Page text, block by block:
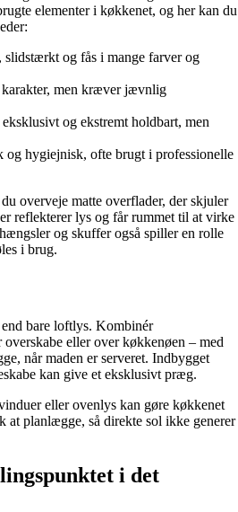
elementer i køkkenet, og her kan du
slidstærkt og fås i mange farver og
men kræver jævnlig
eksklusivt og ekstremt holdbart, men
og hygiejnisk, ofte brugt i professionelle
overveje matte overflader, der skjuler
reflekterer lys og får rummet til at virke
og skuffer også spiller en rolle
i brug.
bare loftlys. Kombinér
overskabe eller over køkkenøen – med
når maden er serveret. Indbygget
kan give et eksklusivt præg.
eller ovenlys kan gøre køkkenet
at planlægge, så direkte sol ikke generer
i det